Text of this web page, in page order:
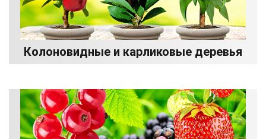
Колоновидные и карликовые деревья